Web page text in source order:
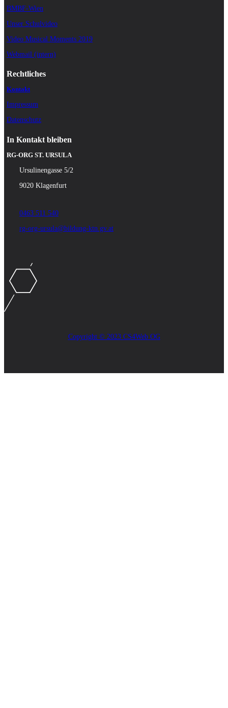
BMBF-Wien
Unser Schulvideo
Video Musical Moments 2019
Webmail (intern)
Rechtliches
Kontakt
Impressum
Datenschutz
In Kontakt bleiben
RG-ORG ST. URSULA
Ursulinengasse 5/2
9020 Klagenfurt
0463 511 540
rg-org-ursula@bildung-ktn.gv.at
Copyright © 2023 CS4Web OG